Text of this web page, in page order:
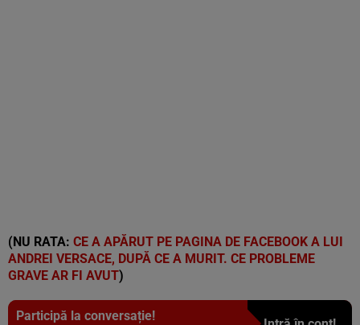
(NU RATA: CE A APĂRUT PE PAGINA DE FACEBOOK A LUI
ANDREI VERSACE, DUPĂ CE A MURIT. CE PROBLEME
GRAVE AR FI AVUT)
Participă la conversație!